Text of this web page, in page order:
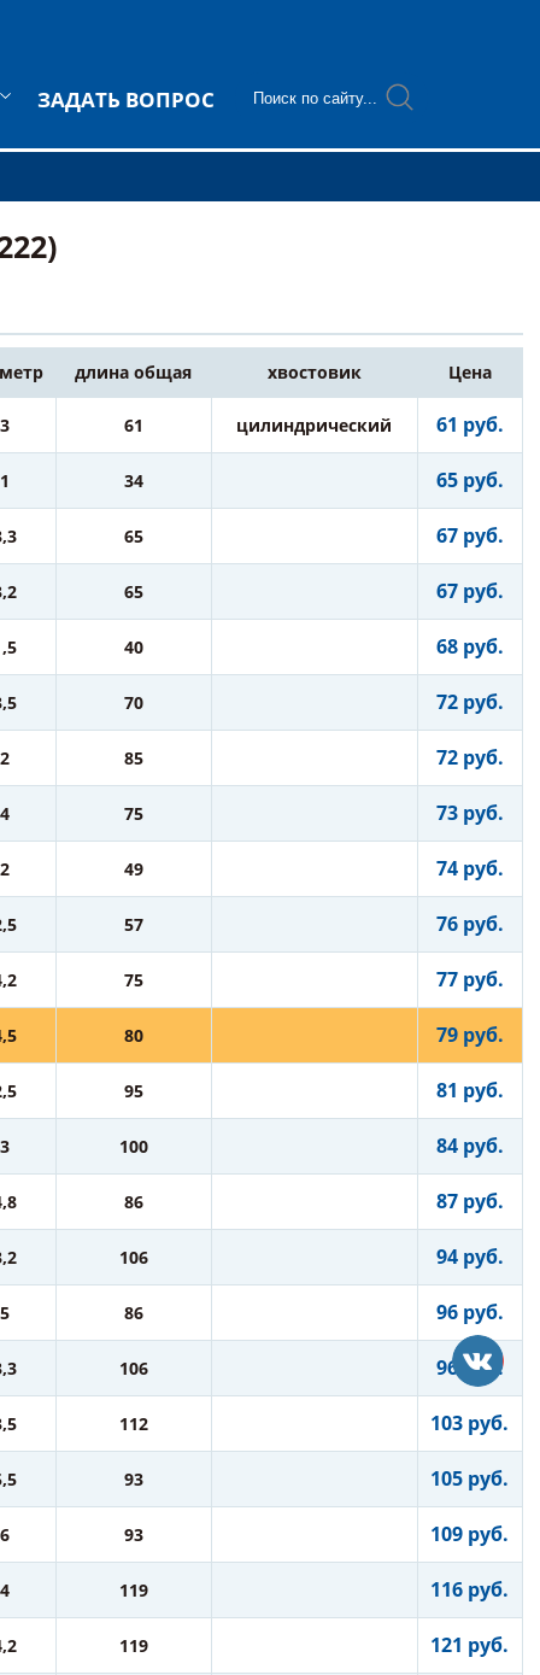
ЗАДАТЬ ВОПРОС
длина общая хвостовик Цена
3 61 цилиндрический 61 руб.
1 34 65 руб.
65 67 руб.
65 67 руб.
40 68 руб.
70 72 руб.
2 85 72 руб.
4 75 73 руб.
2 49 74 руб.
57 76 руб.
75 77 руб.
80 79 руб.
95 81 руб.
3 100 84 руб.
86 87 руб.
106 94 руб.
5 86 96 руб.
106 96 руб.
112 103 руб.
93 105 руб.
6 93 109 руб.
4 119 116 руб.
119 121 руб.